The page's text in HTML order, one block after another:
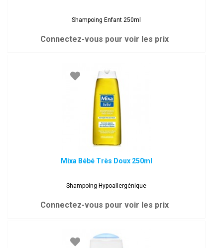
Shampoing Enfant 250ml
Connectez-vous pour voir les prix
Mixa Bébé Très Doux 250ml
Shampoing Hypoallergénique
Connectez-vous pour voir les prix